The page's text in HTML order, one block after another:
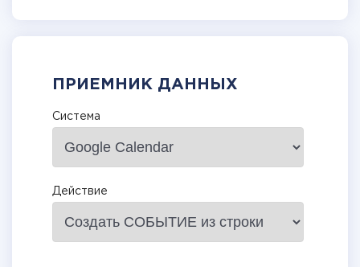
ПРИЕМНИК ДАННЫХ
Система
Действие